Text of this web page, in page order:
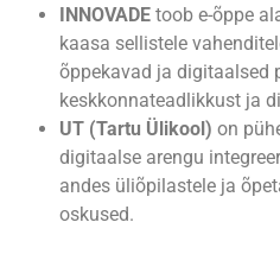
INNOVADE toob e-õppe
kaasa sellistele
õppekavad ja digitaalsed
keskkonnateadlikkust ja
UT (Tartu Ülikool) on
digitaalse arengu
andes üliõpilastele ja
oskused.